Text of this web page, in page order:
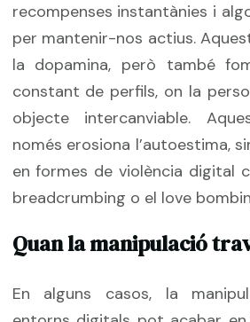
recompenses instantànies i
per mantenir-nos actius.
la dopamina, però també
constant de perfils, on la
objecte intercanviable.
només erosiona l’autoestima,
en formes de violència digital
breadcrumbing o el love
Quan la manipulació
En alguns casos, la